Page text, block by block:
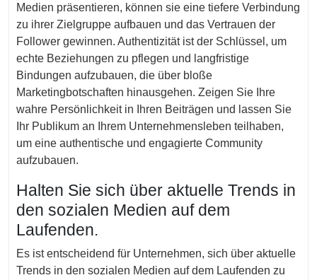
Medien präsentieren, können sie eine tiefere Verbindung
zu ihrer Zielgruppe aufbauen und das Vertrauen der
Follower gewinnen. Authentizität ist der Schlüssel, um
echte Beziehungen zu pflegen und langfristige
Bindungen aufzubauen, die über bloße
Marketingbotschaften hinausgehen. Zeigen Sie Ihre
wahre Persönlichkeit in Ihren Beiträgen und lassen Sie
Ihr Publikum an Ihrem Unternehmensleben teilhaben,
um eine authentische und engagierte Community
aufzubauen.
Halten Sie sich über aktuelle Trends in
den sozialen Medien auf dem
Laufenden.
Es ist entscheidend für Unternehmen, sich über aktuelle
Trends in den sozialen Medien auf dem Laufenden zu